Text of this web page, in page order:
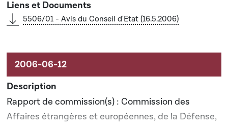
5506/01 - Avis du Conseil d'Etat (16.5.2006)
Rapport de commission(s) : Commission des
Affaires étrangères et européennes, de la Défense,